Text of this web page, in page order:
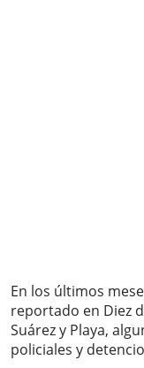
En los últimos
reportado en Diez
Suárez y Playa,
policiales y